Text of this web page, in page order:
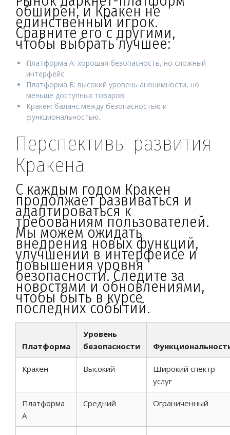
обширен, и Кракен не
единственный игрок.
Сравните его с другими,
чтобы выбрать лучшее:
Платформа А: хорошая безопасность, но сложный
интерфейс.
Платформа Б: высокий уровень анонимности, но
меньше доступных товаров.
Кракен: баланс между безопасностью и
функциональностью.
Перспективы развития
Кракена
С каждым годом Кракен
продолжает развиваться и
адаптироваться к
требованиям пользователей.
Мы можем ожидать
внедрения новых функций,
улучшений в интерфейсе и
повышения уровня
безопасности. Следите за
новостями и обновлениями,
чтобы быть в курсе
последних событий.
Платформа
Уровень
безопасности
Кракен Высокий
Широкий спектр
услуг
Платформа
А
Средний Ограниченный